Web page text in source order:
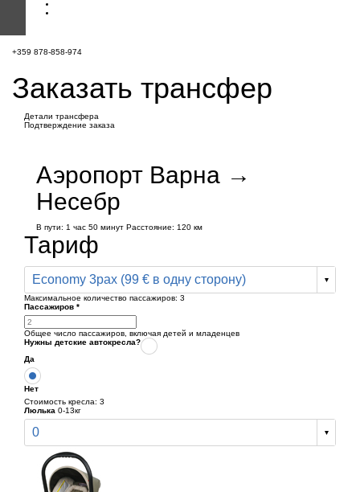
+359 878-858-974
Заказать трансфер
Детали трансфера
Подтверждение заказа
Аэропорт Варна →
Несебр
В пути: 1 час 50 минут Расстояние: 120 км
Тариф
Economy 3pax (99 € в одну сторону)
Максимальное количество пассажиров: 3
Пассажиров *
Общее число пассажиров, включая детей и младенцев
Нужны детские автокресла?
Да
Нет
Стоимость кресла: 3
Люлька 0-13кг
0